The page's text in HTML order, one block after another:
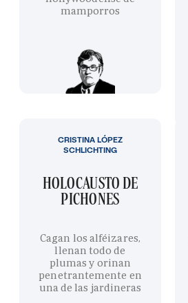
mamporros
HOLOCAUSTO DE
PICHONES
Cagan los alféizares,
llenan todo de
plumas y orinan
penetrantemente en
una de las jardineras
CRISTINA LÓPEZ
SCHLICHTING